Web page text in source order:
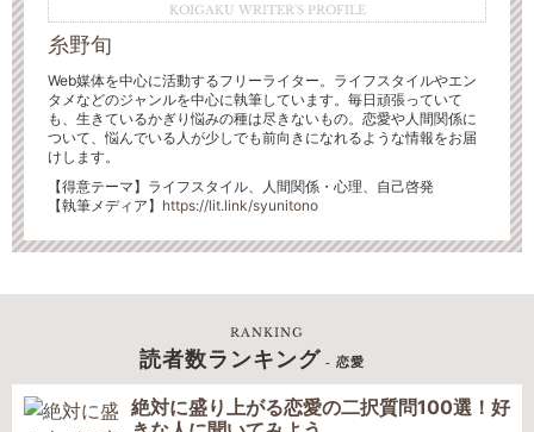
KOIGAKU WRITER'S PROFILE
糸野旬
Web媒体を中心に活動するフリーライター。ライフスタイルやエン
タメなどのジャンルを中心に執筆しています。毎日頑張っていて
も、生きているかぎり悩みの種は尽きないもの。恋愛や人間関係に
ついて、悩んでいる人が少しでも前向きになれるような情報をお届
けします。
【得意テーマ】ライフスタイル、人間関係・心理、自己啓発
【執筆メディア】 https://lit.link/syunitono
RANKING
読者数ランキング - 恋愛
絶対に盛り上がる恋愛の二択質問100選！好